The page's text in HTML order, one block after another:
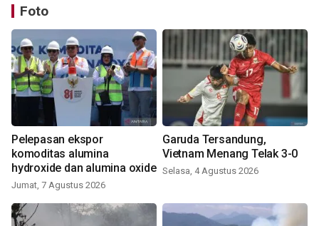
Foto
Pelepasan ekspor
komoditas alumina
hydroxide dan alumina oxide
Jumat, 7 Agustus 2026
Garuda Tersandung,
Vietnam Menang Telak 3-0
Selasa, 4 Agustus 2026